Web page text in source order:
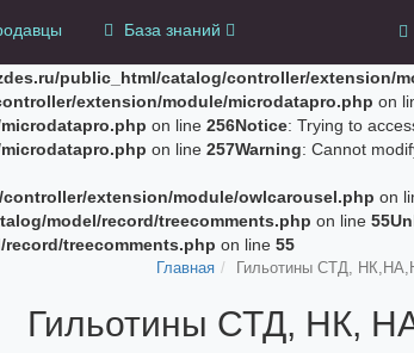
public_html/catalog/controller/extension/
extension/module/microdatapro.php on
on line 256Notice: Trying to
on line 257Warning: Cannot
extension/module/owlcarousel.php on
model/record/treecomments.php on line 55
treecomments.php on line 55
База знаний
Главная Гильотины СТД,
Гильотины СТД, НК,